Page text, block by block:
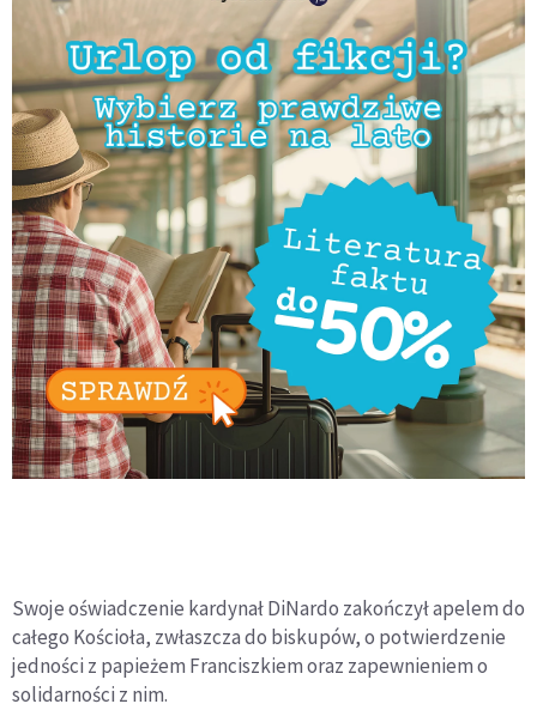
Swoje oświadczenie kardynał DiNardo zakończył apelem do
całego Kościoła, zwłaszcza do biskupów, o potwierdzenie
jedności z papieżem Franciszkiem oraz zapewnieniem o
solidarności z nim.